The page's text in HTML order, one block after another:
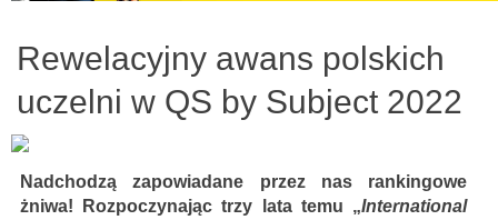
Rewelacyjny awans polskich
uczelni w QS by Subject 2022
Nadchodzą zapowiadane przez nas rankingowe
żniwa! Rozpoczynając trzy lata temu „International